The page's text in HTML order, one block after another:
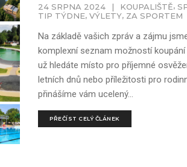
24 SRPNA 2024 | KOUPALIŠTĚ,
TIP TÝDNE,VÝLETY, ZA SPORTEM
Na základě vašich zpráv a zájmu
komplexní seznam možností
už hledáte místo pro příjemné
letních dnů nebo příležitosti pro
přinášíme vám ucelený...
PŘEČÍST CELÝ ČLÁNEK